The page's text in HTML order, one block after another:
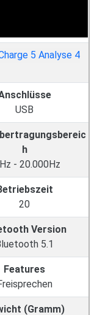
USB
h
- 20.000Hz
20
Version
5.1
Features
(Gramm)